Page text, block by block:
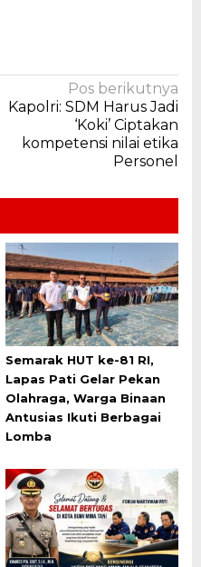
Pos berikutnya
Kapolri: SDM Harus Jadi
‘Koki’ Ciptakan
kompetensi nilai etika
Personel
Semarak HUT ke-81 RI,
Lapas Pati Gelar Pekan
Olahraga, Warga Binaan
Antusias Ikuti Berbagai
Lomba